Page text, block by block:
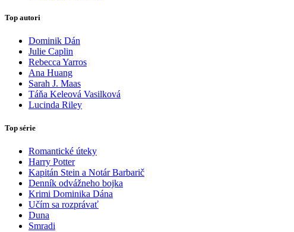
Top autori
Dominik Dán
Julie Caplin
Rebecca Yarros
Ana Huang
Sarah J. Maas
Táňa Keleová Vasilková
Lucinda Riley
Top série
Romantické úteky
Harry Potter
Kapitán Stein a Notár Barbarič
Denník odvážneho bojka
Krimi Dominika Dána
Učím sa rozprávať
Duna
Smradi